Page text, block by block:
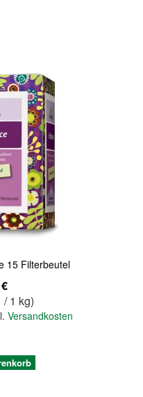
15 Filterbeutel
/ 1 kg)
Versandkosten